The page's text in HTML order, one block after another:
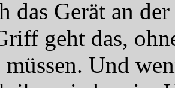
das Gerät an
geht das,
müssen. Und